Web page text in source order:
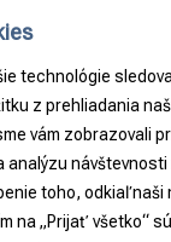
technológie
z prehliadania
vám zobrazovali
analýzu
toho, odkiaľ naši
na „Prijať všetko“